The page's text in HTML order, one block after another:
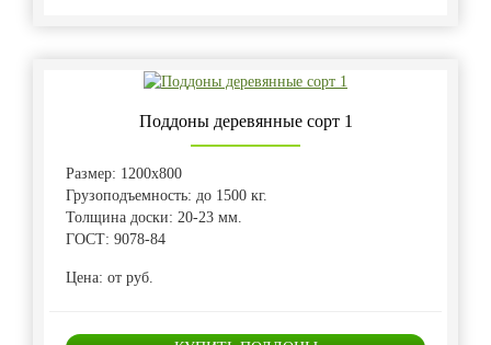
Поддоны деревянные сорт 1
Размер: 1200х800
Грузоподъемность: до 1500 кг.
Толщина доски: 20-23 мм.
ГОСТ: 9078-84
Цена: от руб.